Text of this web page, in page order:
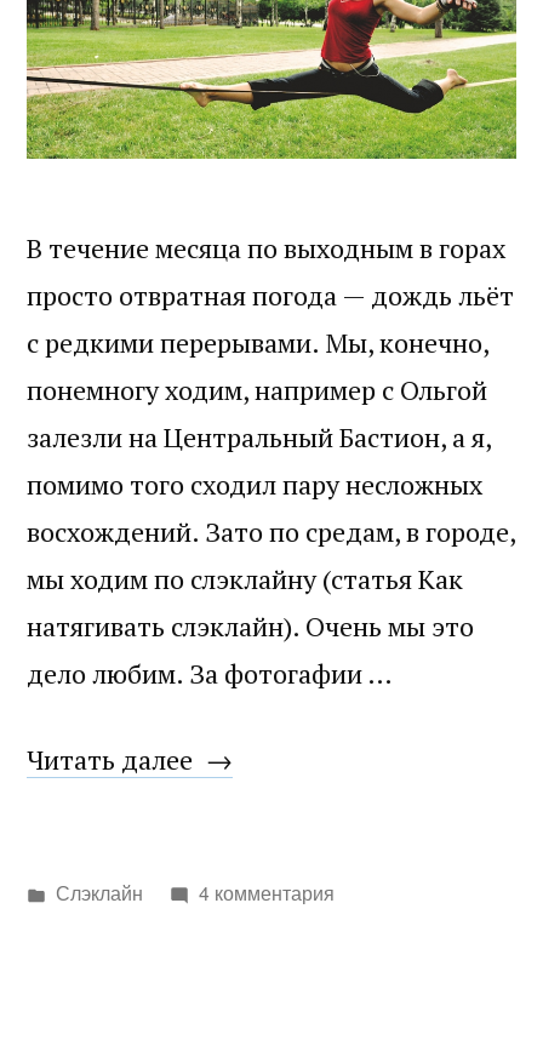
В течение месяца по выходным в горах
просто отвратная погода — дождь льёт
с редкими перерывами. Мы, конечно,
понемногу ходим, например с Ольгой
залезли на Центральный Бастион, а я,
помимо того сходил пару несложных
восхождений. Зато по средам, в городе,
мы ходим по слэклайну (статья Как
натягивать слэклайн). Очень мы это
дело любим. За фотогафии …
Читать далее «Слэклайн
Написано
Слэклайн 4 комментария